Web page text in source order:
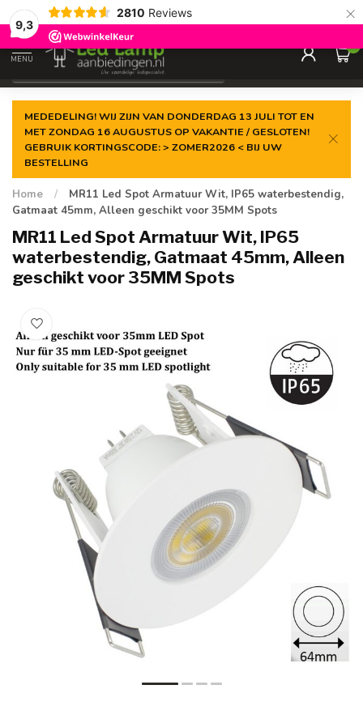
9,3
2810 Reviews ×
Gegarandeerde delaagste prijs
MENU
0
MEDEDELING! WIJ ZIJN VAN DONDERDAG 13 JULI TOT EN
MET ZONDAG 16 AUGUSTUS OP VAKANTIE / GESLOTEN!
GEBRUIK KORTINGSCODE: > ZOMER2026 < BIJ UW
BESTELLING
Home /
MR11 Led Spot Armatuur Wit, IP65 waterbestendig,
Gatmaat 45mm, Alleen geschikt voor 35MM Spots
MR11 Led Spot Armatuur Wit, IP65
waterbestendig, Gatmaat 45mm, Alleen
geschikt voor 35MM Spots